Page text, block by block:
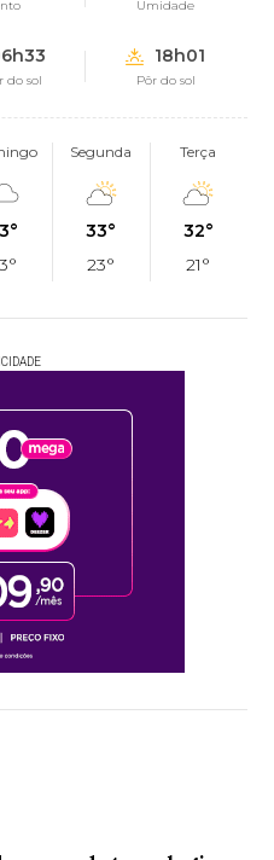
Umidade
do sol
18h01
Pôr do sol
Segunda
33°
23°
Terça
32°
21°